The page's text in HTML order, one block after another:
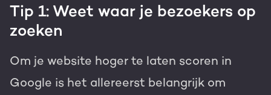
Tip 1: Weet waar je bezoekers op
zoeken
Om je website hoger te laten scoren in
Google is het allereerst belangrijk om